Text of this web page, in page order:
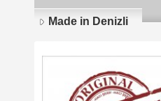
Made in Denizli